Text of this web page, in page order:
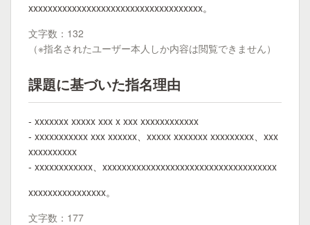
xxxxxxxxxxxxxxxxxxxxxxxxxxxxxxxxxxxx。
文字数：132
（※指名されたユーザー本人しか内容は閲覧できません）
課題に基づいた指名理由
- xxxxxxx xxxxx xxx x xxx xxxxxxxxxxxx
- xxxxxxxxxxx xxx xxxxxx、xxxxx xxxxxxx xxxxxxxxx、xxx
xxxxxxxxxx
- xxxxxxxxxxxx、xxxxxxxxxxxxxxxxxxxxxxxxxxxxxxxxxxxx
xxxxxxxxxxxxxxxx。
文字数：177